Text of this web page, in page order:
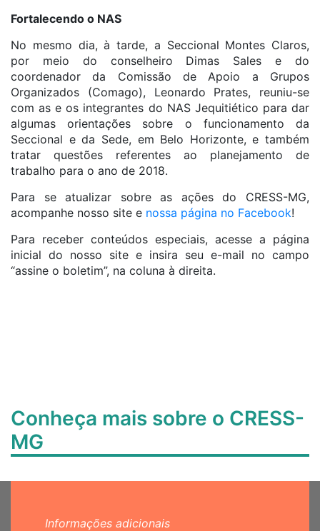
Fortalecendo o NAS
No mesmo dia, à tarde, a Seccional Montes Claros,
por meio do conselheiro Dimas Sales e do
coordenador da Comissão de Apoio a Grupos
Organizados (Comago), Leonardo Prates, reuniu-se
com as e os integrantes do NAS Jequitiético para dar
algumas orientações sobre o funcionamento da
Seccional e da Sede, em Belo Horizonte, e também
tratar questões referentes ao planejamento de
trabalho para o ano de 2018.
Para se atualizar sobre as ações do CRESS-MG,
acompanhe nosso site e nossa página no Facebook!
Para receber conteúdos especiais, acesse a página
inicial do nosso site e insira seu e-mail no campo
“assine o boletim”, na coluna à direita.
Conheça mais sobre o CRESS-
MG
Informações adicionais